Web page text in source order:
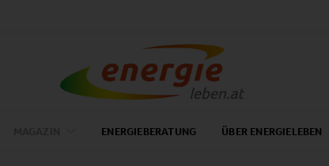
ENERGIEBERATUNG ÜBER ENERGIELEBEN